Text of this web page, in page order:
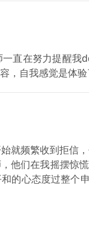
直在努力提醒
，自我感觉是体
就频繁收到拒信
他们在我摇摆惊
的心态度过整个
己能做的，随后放